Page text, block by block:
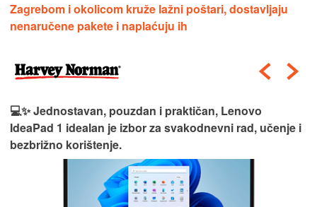
Zagrebom i okolicom kruže lažni poštari, dostavljaju
nenaručene pakete i naplaćuju ih
💻✨ Jednostavan, pouzdan i praktičan, Lenovo
IdeaPad 1 idealan je izbor za svakodnevni rad, učenje i
bezbrižno korištenje.